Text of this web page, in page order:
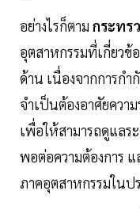
อย่างไรก็ตาม กระทร
อุตสาหกรรมที่เกี่ยวข้
ด้าน เนื่องจากการก
จำเป็นต้องอาศัยควา
เพื่อให้สามารถดูแลร
พอต่อความต้องการ
ภาคอุตสาหกรรมในป